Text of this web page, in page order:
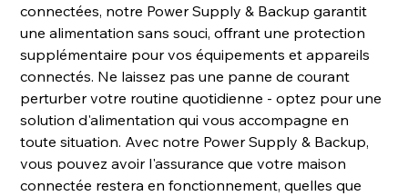
connectées, notre Power Supply & Backup garantit
une alimentation sans souci, offrant une protection
supplémentaire pour vos équipements et appareils
connectés. Ne laissez pas une panne de courant
perturber votre routine quotidienne - optez pour une
solution d'alimentation qui vous accompagne en
toute situation. Avec notre Power Supply & Backup,
vous pouvez avoir l'assurance que votre maison
connectée restera en fonctionnement, quelles que